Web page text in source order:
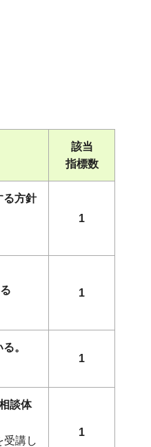
該当
指標数
る方針
1
1
。
1
談体
受講し
1